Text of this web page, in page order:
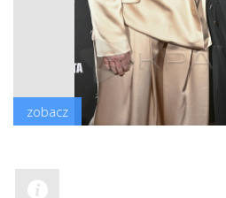
zobacz